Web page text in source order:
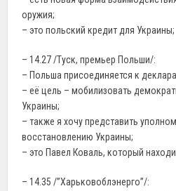
оружия;
– это польский кредит для Украины;
– 14.27 /Туск, премьер Польши/:
– Польша присоединяется к
– её цель – мобилизовать
Украины;
– также я хочу представить
восстановлению Украины;
– это Павел Коваль, который
– 14.35 /”Харьковоблэнерго”/: